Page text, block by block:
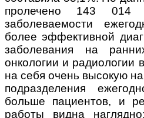
пролечено 143 014
заболеваемости
более эффективной
заболевания на
онкологии и радиологии
на себя очень высокую
подразделения
больше пациентов, и
работы видна